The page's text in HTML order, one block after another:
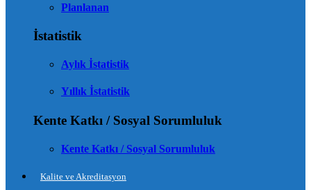
Planlanan
İstatistik
Aylık İstatistik
Yıllık İstatistik
Kente Katkı / Sosyal Sorumluluk
Kente Katkı / Sosyal Sorumluluk
Kalite ve Akreditasyon